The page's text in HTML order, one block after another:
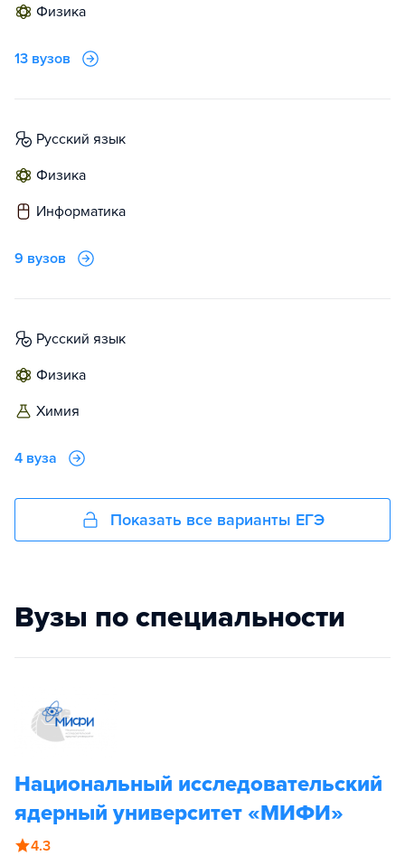
физика
13 вузов
русский язык
физика
информатика
9 вузов
русский язык
физика
химия
4 вуза
Показать все варианты ЕГЭ
Вузы по специальности
Национальный исследовательский
ядерный университет «МИФИ»
4.3